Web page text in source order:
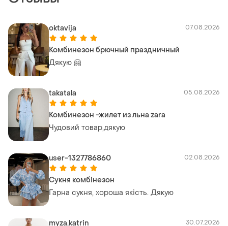
oktavija 07.08.2026
Комбинезон брючный праздничный
Дякую 🤗
takatala 05.08.2026
Комбинезон -жилет из льна zara
Чудовий товар,дякую
user-1327786860 02.08.2026
Сукня комбінезон
Гарна сукня, хороша якість. Дякую
myza.katrin 30.07.2026